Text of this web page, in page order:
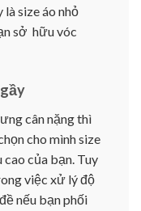
là size áo nhỏ
sở hữu vóc
cân nặng thì
cho mình size
cao của bạn. Tuy
việc xử lý độ
nếu bạn phối